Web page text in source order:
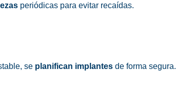
periódicas para evitar recaídas.
se planifican implantes de forma segura.